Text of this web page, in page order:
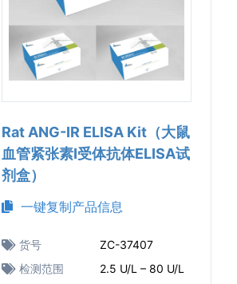
Rat ANG-ⅠR ELISA Kit（大鼠
血管紧张素I受体抗体ELISA试
剂盒）
一键复制产品信息
货号
ZC-37407
检测范围
2.5 U/L – 80 U/L